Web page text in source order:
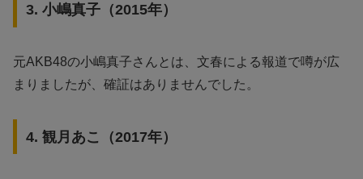
3. 小嶋真子（2015年）
元AKB48の小嶋真子さんとは、文春による報道で噂が広
まりましたが、確証はありませんでした。
4. 観月あこ（2017年）